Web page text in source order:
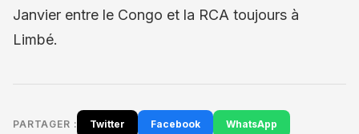
Janvier entre le Congo et la RCA toujours à
Limbé.
PARTAGER : Twitter Facebook WhatsApp